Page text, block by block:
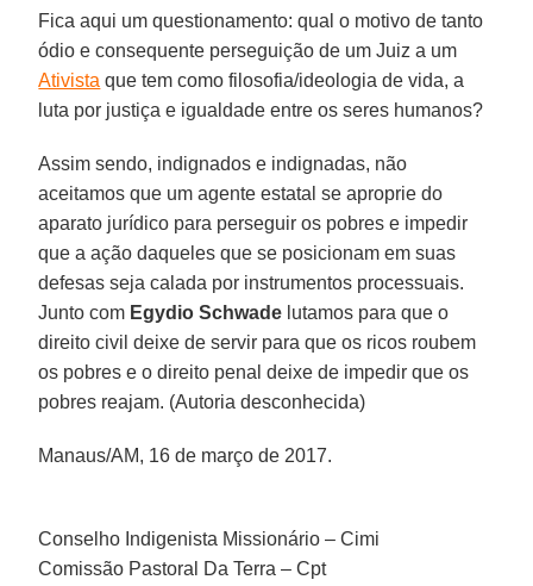
Fica aqui um questionamento: qual o motivo de tanto
ódio e consequente perseguição de um Juiz a um
Ativista que tem como filosofia/ideologia de vida, a
luta por justiça e igualdade entre os seres humanos?
Assim sendo, indignados e indignadas, não
aceitamos que um agente estatal se aproprie do
aparato jurídico para perseguir os pobres e impedir
que a ação daqueles que se posicionam em suas
defesas seja calada por instrumentos processuais.
Junto com Egydio Schwade lutamos para que o
direito civil deixe de servir para que os ricos roubem
os pobres e o direito penal deixe de impedir que os
pobres reajam. (Autoria desconhecida)
Manaus/AM, 16 de março de 2017.
Conselho Indigenista Missionário – Cimi
Comissão Pastoral Da Terra – Cpt